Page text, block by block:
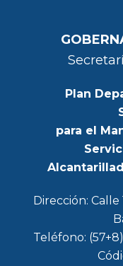
Plan
para el
Dirección: Calle
Teléfono: